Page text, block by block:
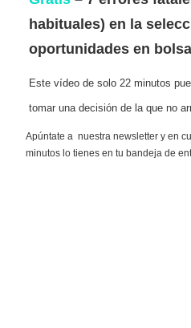
habituales) en la
oportunidades en bolsa
Este vídeo de solo 22 minutos
tomar una decisión de la que no
Apúntate a nuestra newsletter y en
minutos lo tienes en tu bandeja de